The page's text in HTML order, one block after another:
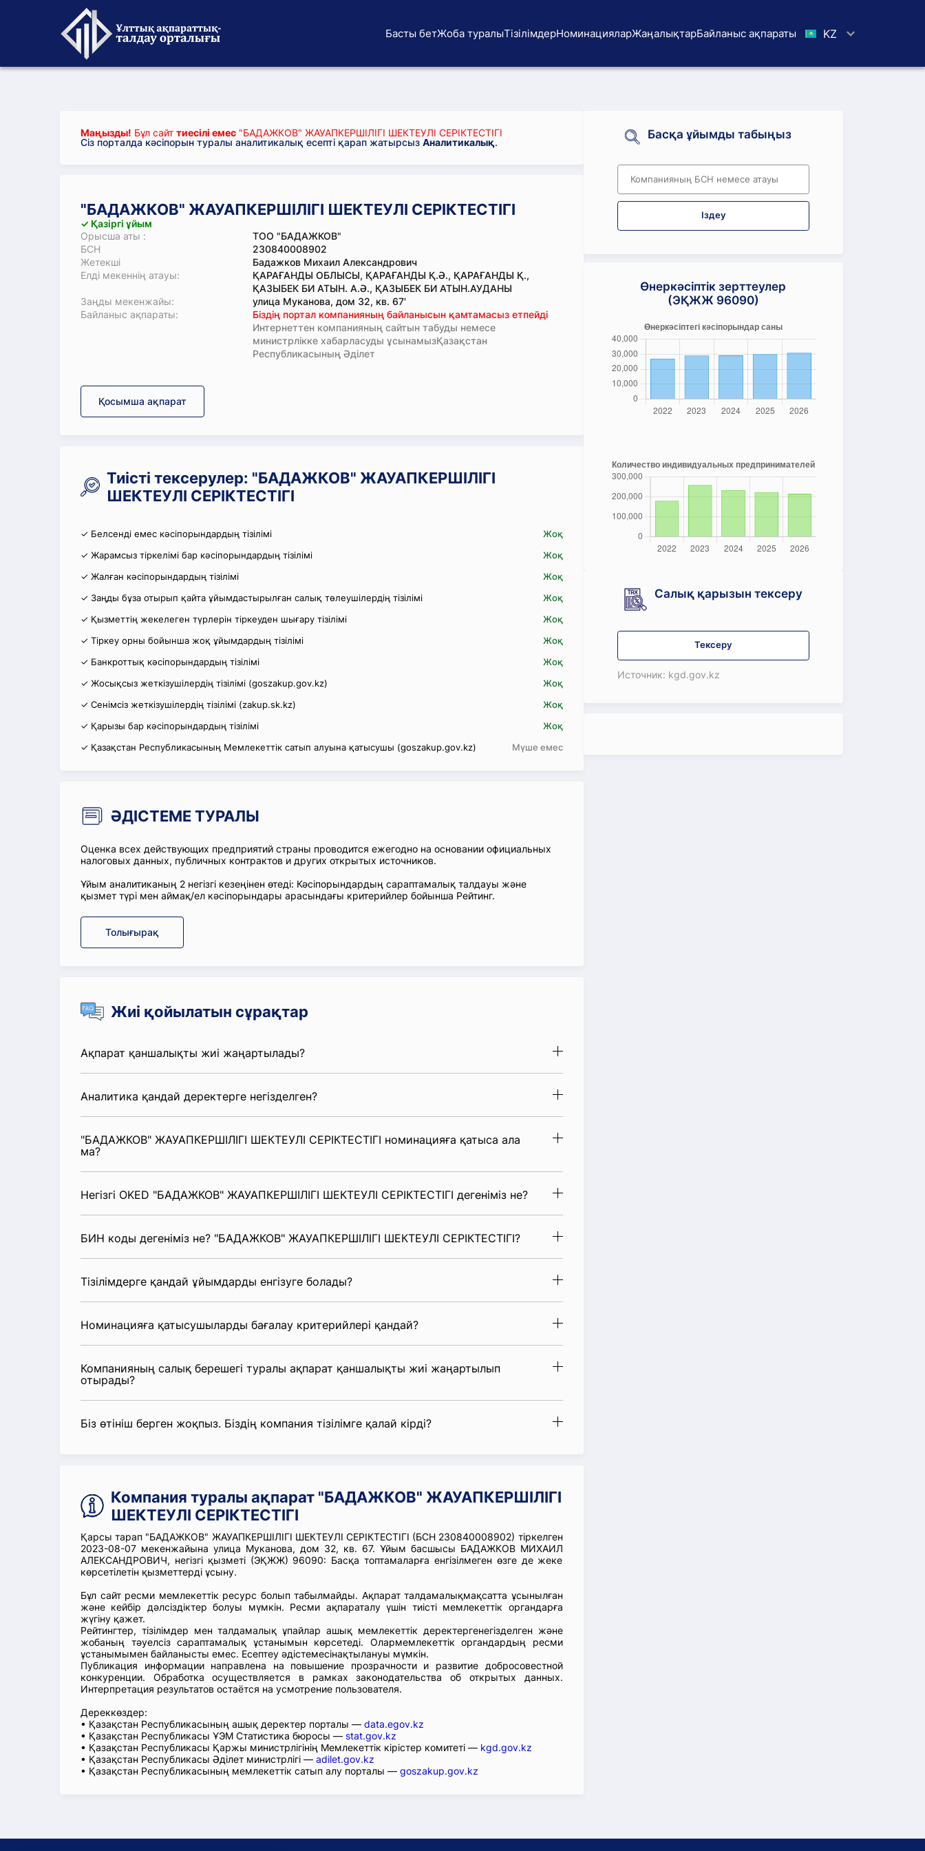
Басты бетЖоба туралыТізілімдерНоминацияларЖаңалықтарБайланыс ақпараты KZ
Маңызды! Бұл сайт тиесілі емес "БАДАЖКОВ" ЖАУАПКЕРШІЛІГІ ШЕКТЕУЛІ СЕРІКТЕСТІГІ
Сіз порталда кәсіпорын туралы аналитикалық есепті қарап жатырсыз Аналитикалық.
"БАДАЖКОВ" ЖАУАПКЕРШІЛІГІ ШЕКТЕУЛІ СЕРІКТЕСТІГІ
✓ Қазіргі ұйым
Орысша аты :
ТОО "БАДАЖКОВ"
БСН
230840008902
Жетекші
Бадажков Михаил Александрович
Елді мекеннің атауы:
ҚАРАҒАНДЫ ОБЛЫСЫ, ҚАРАҒАНДЫ Қ.Ә., ҚАРАҒАНДЫ Қ.,
ҚАЗЫБЕК БИ АТЫН. А.Ә., ҚАЗЫБЕК БИ АТЫН.АУДАНЫ
Заңды мекенжайы:
улица Муканова, дом 32, кв. 67'
Байланыс ақпараты:
Біздің портал компанияның байланысын қамтамасыз етпейді
Интернеттен компанияның сайтын табуды немесе
министрлікке хабарласуды ұсынамызҚазақстан
Республикасының Әділет
Қосымша ақпарат
Тиісті тексерулер: "БАДАЖКОВ" ЖАУАПКЕРШІЛІГІ
ШЕКТЕУЛІ СЕРІКТЕСТІГІ
✓ Белсенді емес кәсіпорындардың тізілімі
Жоқ
✓ Жарамсыз тіркелімі бар кәсіпорындардың тізілімі
Жоқ
✓ Жалған кәсіпорындардың тізілімі
Жоқ
✓ Заңды бұза отырып қайта ұйымдастырылған салық төлеушілердің тізілімі
Жоқ
✓ Қызметтің жекелеген түрлерін тіркеуден шығару тізілімі
Жоқ
✓ Тіркеу орны бойынша жоқ ұйымдардың тізілімі
Жоқ
✓ Банкроттық кәсіпорындардың тізілімі
Жоқ
✓ Жосықсыз жеткізушілердің тізілімі (goszakup.gov.kz)
Жоқ
✓ Сенімсіз жеткізушілердің тізілімі (zakup.sk.kz)
Жоқ
✓ Қарызы бар кәсіпорындардың тізілімі
Жоқ
✓ Қазақстан Республикасының Мемлекеттік сатып алуына қатысушы (goszakup.gov.kz)
Мүше емес
ӘДІСТЕМЕ ТУРАЛЫ
Оценка всех действующих предприятий страны проводится ежегодно на основании официальных
налоговых данных, публичных контрактов и других открытых источников.
Ұйым аналитиканың 2 негізгі кезеңінен өтеді: Кәсіпорындардың сараптамалық талдауы және
қызмет түрі мен аймақ/ел кәсіпорындары арасындағы критерийлер бойынша Рейтинг.
Толығырақ
Жиі қойылатын сұрақтар
Ақпарат қаншалықты жиі жаңартылады?
Аналитика қандай деректерге негізделген?
"БАДАЖКОВ" ЖАУАПКЕРШІЛІГІ ШЕКТЕУЛІ СЕРІКТЕСТІГІ номинацияға қатыса ала
ма?
Негізгі OKED "БАДАЖКОВ" ЖАУАПКЕРШІЛІГІ ШЕКТЕУЛІ СЕРІКТЕСТІГІ дегеніміз не?
БИН коды дегеніміз не? "БАДАЖКОВ" ЖАУАПКЕРШІЛІГІ ШЕКТЕУЛІ СЕРІКТЕСТІГІ?
Тізілімдерге қандай ұйымдарды енгізуге болады?
Номинацияға қатысушыларды бағалау критерийлері қандай?
Компанияның салық берешегі туралы ақпарат қаншалықты жиі жаңартылып
отырады?
Біз өтініш берген жоқпыз. Біздің компания тізілімге қалай кірді?
Компания туралы ақпарат "БАДАЖКОВ" ЖАУАПКЕРШІЛІГІ
ШЕКТЕУЛІ СЕРІКТЕСТІГІ
Қарсы тарап "БАДАЖКОВ" ЖАУАПКЕРШІЛІГІ ШЕКТЕУЛІ СЕРІКТЕСТІГІ (БСН 230840008902) тіркелген
2023-08-07 мекенжайына улица Муканова, дом 32, кв. 67. Ұйым басшысы БАДАЖКОВ МИХАИЛ
АЛЕКСАНДРОВИЧ, негізгі қызметі (ЭҚЖЖ) 96090: Басқа топтамаларға енгізілмеген өзге де жеке
көрсетілетін қызметтерді ұсыну.
Бұл сайт ресми мемлекеттік ресурс болып табылмайды. Ақпарат талдамалықмақсатта ұсынылған
және кейбір дәлсіздіктер болуы мүмкін. Ресми ақпараталу үшін тиісті мемлекеттік органдарға
жүгіну қажет.
Рейтингтер, тізілімдер мен талдамалық ұпайлар ашық мемлекеттік деректергенегізделген және
жобаның тәуелсіз сараптамалық ұстанымын көрсетеді. Олармемлекеттік органдардың ресми
ұстанымымен байланысты емес. Есептеу әдістемесінақтылануы мүмкін.
Публикация информации направлена на повышение прозрачности и развитие добросовестной
конкуренции. Обработка осуществляется в рамках законодательства об открытых данных.
Интерпретация результатов остаётся на усмотрение пользователя.
Дереккөздер:
• Қазақстан Республикасының ашық деректер порталы — data.egov.kz
• Қазақстан Республикасы ҰЭМ Статистика бюросы — stat.gov.kz
• Қазақстан Республикасы Қаржы министрлігінің Мемлекеттік кірістер комитеті — kgd.gov.kz
• Қазақстан Республикасы Әділет министрлігі — adilet.gov.kz
• Қазақстан Республикасының мемлекеттік сатып алу порталы — goszakup.gov.kz
Басқа ұйымды табыңыз
Іздеу
Өнеркәсіптік зерттеулер
(ЭҚЖЖ 96090)
Салық қарызын тексеру
Тексеру
Источник: kgd.gov.kz